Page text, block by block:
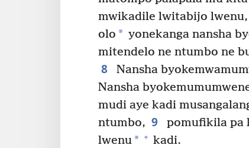
mwikadile lwitabijo lwenu,
olo * yonekanga nansha
mitendelo ne ntumbo ne
8
Nansha
Nansha
mudi aye kadi
ntumbo, 9
pomufikila pa
lwenu* + kadi.